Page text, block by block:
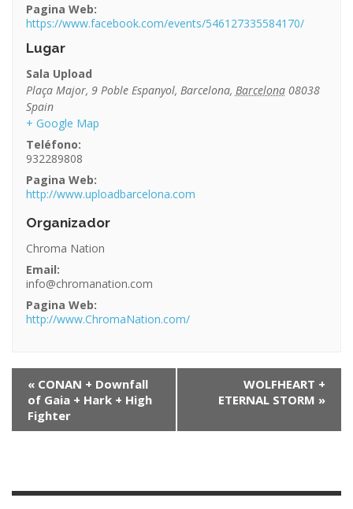
Pagina Web:
https://www.facebook.com/events/546127335584170/
Lugar
Sala Upload
Plaça Major, 9 Poble Espanyol, Barcelona, Barcelona 08038
Spain
+ Google Map
Teléfono:
932289808
Pagina Web:
http://www.uploadbarcelona.com
Organizador
Chroma Nation
Email:
info@chromanation.com
Pagina Web:
http://www.ChromaNation.com/
v
« CONAN + Downfall
of Gaia + Hark + High
Fighter
WOLFHEART +
ETERNAL STORM »